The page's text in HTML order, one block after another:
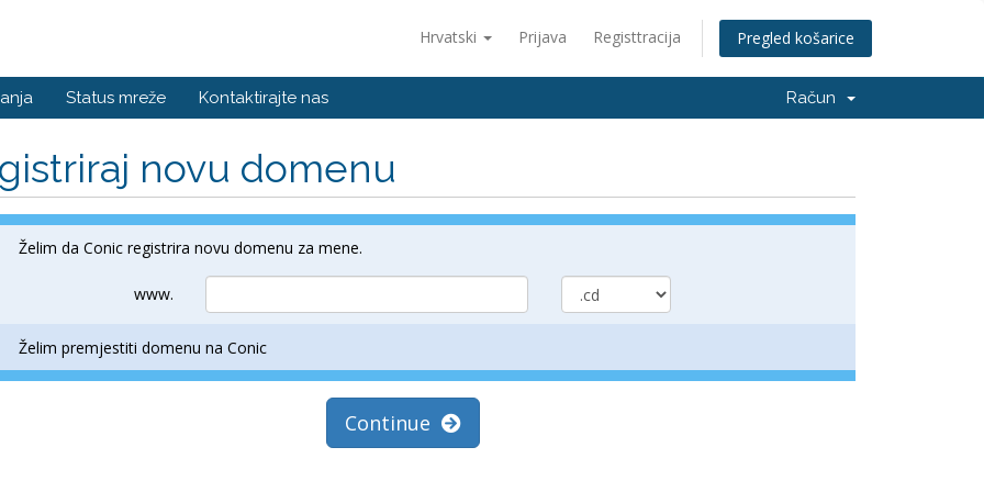
Hrvatski Prijava Registtracija Pregled košarice
Status mreže Kontaktirajte nas Račun
novu domenu
Želim da Conic registrira novu domenu za mene.
www.
Želim premjestiti domenu na Conic
Continue